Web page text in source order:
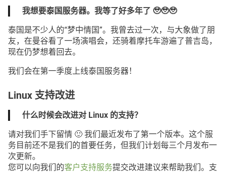
我想要泰国服务器。我等了好多年了 🥹🥹🥹
泰国是不少人的“梦中情国”。我曾去过一次，与大象做了朋
友，在曼谷看了一场演唱会，还骑着摩托车游遍了普吉岛，
现在仍梦想着回去。
我们会在第一季度上线泰国服务器！
Linux 支持改进
什么时候会改进对 Linux 的支持？
请对我们手下留情 🙂 我们最近发布了第一个版本。这个服
务目前还不是我们的首要任务，但我们计划每三个月发布一
次更新。
您可以向我们的客户支持服务提交改进建议来帮助我们。支